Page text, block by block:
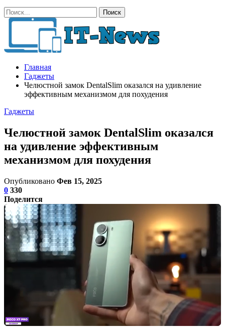
Главная
Гаджеты
Челюстной замок DentalSlim оказался на удивление
эффективным механизмом для похудения
Гаджеты
Челюстной замок DentalSlim оказался
на удивление эффективным
механизмом для похудения
Опубликовано Фев 15, 2025
0 330
Поделится